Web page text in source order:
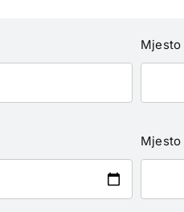
Mjesto
Mjesto